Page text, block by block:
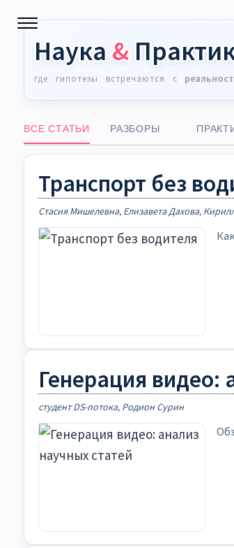
Наука &
где гипотезы встречаются с
ВСЕ СТАТЬИ РАЗБОРЫ
Транспорт без
Стасия Мишелевна, Елизавета Дахова,
Генерация видео:
студент DS-потока, Родион Сурин